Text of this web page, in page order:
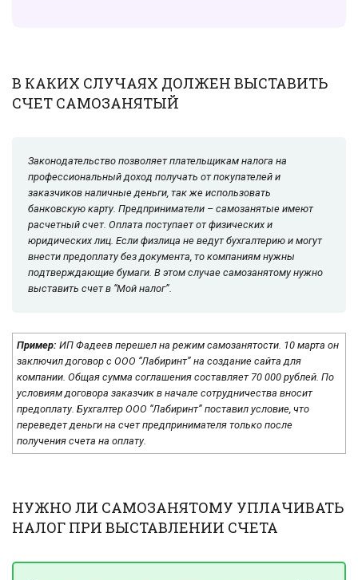
В КАКИХ СЛУЧАЯХ ДОЛЖЕН ВЫСТАВИТЬ
СЧЕТ САМОЗАНЯТЫЙ
Законодательство позволяет плательщикам налога на
профессиональный доход получать от покупателей и
заказчиков наличные деньги, так же использовать
банковскую карту. Предприниматели – самозанятые имеют
расчетный счет. Оплата поступает от физических и
юридических лиц. Если физлица не ведут бухгалтерию и могут
внести предоплату без документа, то компаниям нужны
подтверждающие бумаги. В этом случае самозанятому нужно
выставить счет в “Мой налог”.
Пример: ИП Фадеев перешел на режим самозанятости. 10 марта он
заключил договор с ООО “Лабиринт” на создание сайта для
компании. Общая сумма соглашения составляет 70 000 рублей. По
условиям договора заказчик в начале сотрудничества вносит
предоплату. Бухгалтер ООО “Лабиринт” поставил условие, что
переведет деньги на счет предпринимателя только после
получения счета на оплату.
НУЖНО ЛИ САМОЗАНЯТОМУ УПЛАЧИВАТЬ
НАЛОГ ПРИ ВЫСТАВЛЕНИИ СЧЕТА